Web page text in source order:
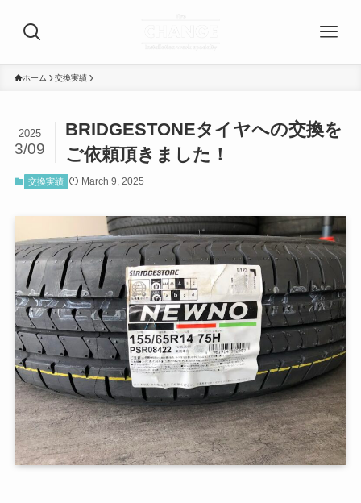
ホーム 交換実績
BRIDGESTONEタイヤへの交換を
ご依頼頂きました！
2025
3/09
交換実績 March 9, 2025